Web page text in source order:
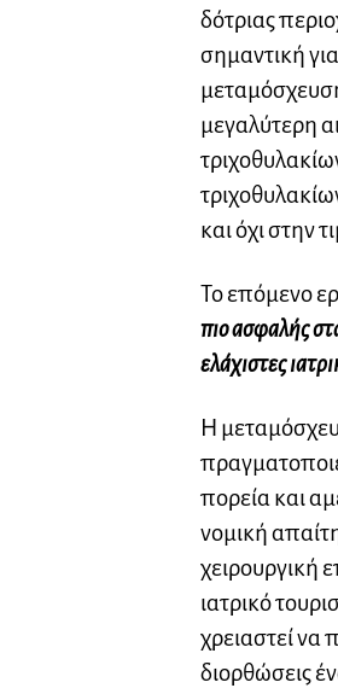
δότριας
σημαντική
μεγαλύτερη
και όχι στην
Το επόμενο
πιο ασφαλής
ελάχιστες
Η
πορεία και
νομική
χειρουργική
ιατρικό
χρειαστεί να
διορθώσεις